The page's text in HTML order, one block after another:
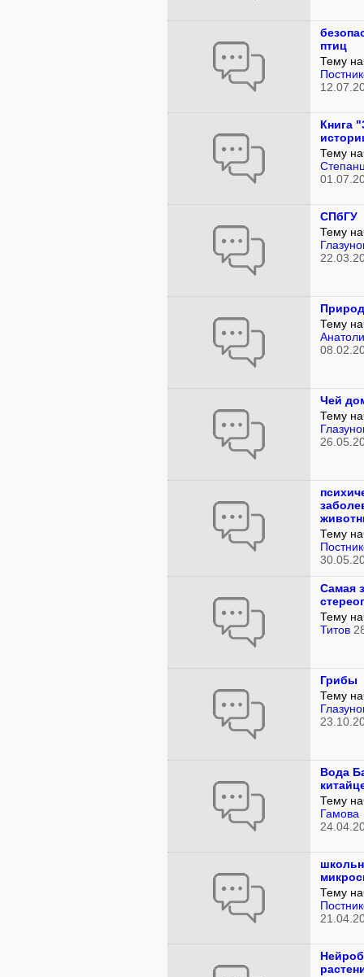
птиц
Тему
Книга
Тему
СПбГУ
Тему
Тему
Чей
Тему
Тему
Самая
Тему
Титов
Грибы
Тему
Вода
Тему
Гамова
Тему